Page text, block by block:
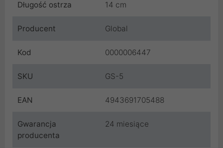
Długość ostrza 14 cm
Producent Global
Kod 0000006447
SKU GS-5
EAN 4943691705488
Gwarancja
producenta
24 miesiące